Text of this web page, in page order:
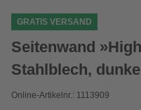
GRATIS VERSAND
Seitenwand
Stahlblech,
Online-Artikelnr.: 1113909